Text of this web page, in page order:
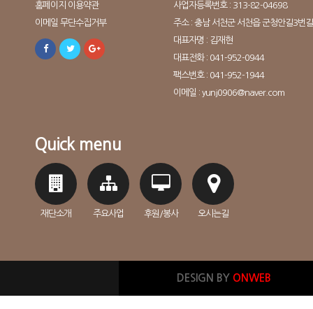
홈페이지 이용약관
이메일 무단수집거부
사업자등록번호 : 313-82-04698
주소 : 충남 서천군 서천읍 군청안길3번
대표자명 : 김재현
대표전화 : 041-952-0944
팩스번호 : 041-952-1944
이메일 : yunj0906@naver.com
Quick menu
재단소개 주요사업 후원/봉사 오시는길
DESIGN BY ONWEB